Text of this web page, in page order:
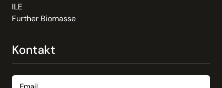
ILE
Further Biomasse
Kontakt